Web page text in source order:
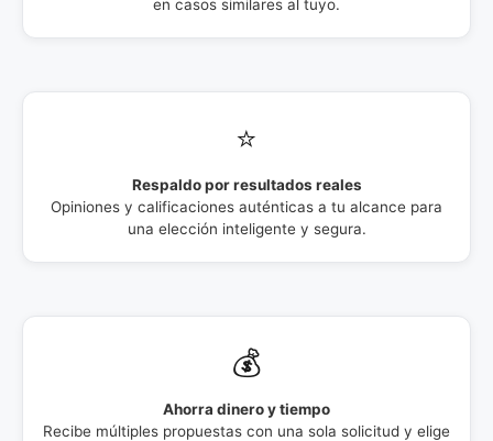
en casos similares al tuyo.
⭐
Respaldo por resultados reales
Opiniones y calificaciones auténticas a tu alcance para
una elección inteligente y segura.
💰
Ahorra dinero y tiempo
Recibe múltiples propuestas con una sola solicitud y elige